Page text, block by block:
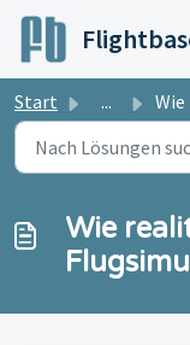
Zum
Start ... Wie
Wie